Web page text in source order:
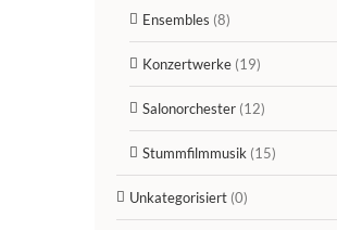
Ensembles (8)
Konzertwerke (19)
Salonorchester (12)
Stummfilmmusik (15)
Unkategorisiert (0)